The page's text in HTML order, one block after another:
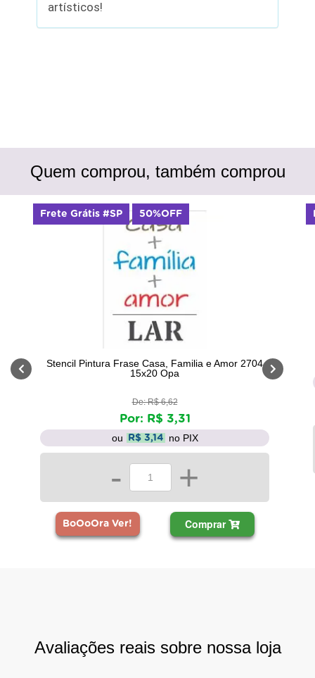
artísticos!
Quem comprou, também comprou
Stencil Pintura Frase Casa, Familia e Amor 2704
15x20 Opa
De: R$ 6,62
Por: R$ 3,31
ou R$ 3,14 no PIX
- +
BoOoOra Ver! Comprar
Frete Grátis #SP 50%OFF
Avaliações reais sobre nossa loja